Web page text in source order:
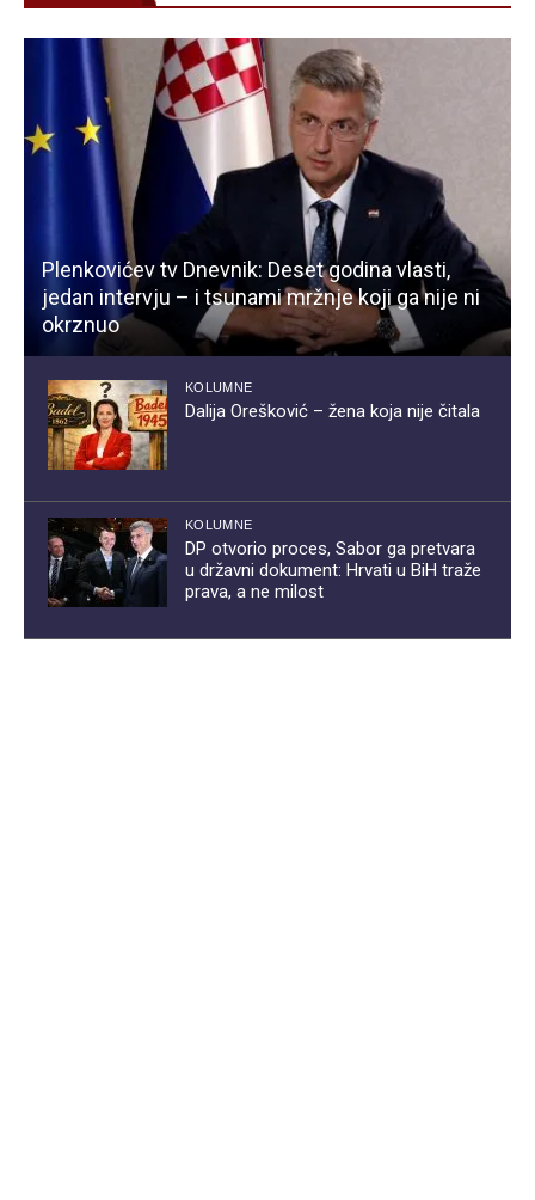
Plenkovićev tv Dnevnik: Deset godina vlasti,
jedan intervju – i tsunami mržnje koji ga nije ni
okrznuo
KOLUMNE
Dalija Orešković – žena koja nije čitala
KOLUMNE
DP otvorio proces, Sabor ga pretvara
u državni dokument: Hrvati u BiH traže
prava, a ne milost